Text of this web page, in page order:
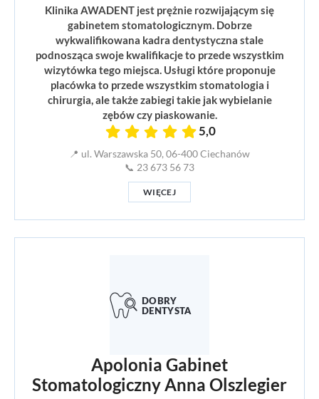
Klinika AWADENT jest prężnie rozwijającym się
gabinetem stomatologicznym. Dobrze
wykwalifikowana kadra dentystyczna stale
podnosząca swoje kwalifikacje to przede wszystkim
wizytówka tego miejsca. Usługi które proponuje
placówka to przede wszystkim stomatologia i
chirurgia, ale także zabiegi takie jak wybielanie
zębów czy piaskowanie.
5,0
📍 ul. Warszawska 50, 06-400 Ciechanów
📞 23 673 56 73
WIĘCEJ
Apolonia Gabinet
Stomatologiczny Anna Olszlegier